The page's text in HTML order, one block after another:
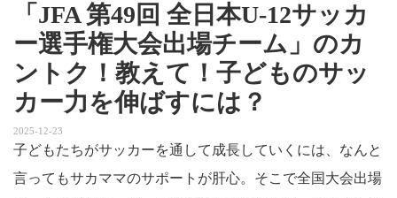
「JFA 第49回 全日本U-12サッカ
ー選手権大会出場チーム」のカ
ントク！教えて！子どものサッ
カー力を伸ばすには？
2025-12-23
子どもたちがサッカーを通して成長していくには、なんと
言ってもサカママのサポートが肝心。そこで全国大会出場